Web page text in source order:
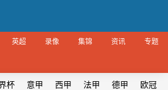
英超 录像 集锦 资讯 专题
杯 意甲 西甲 法甲 德甲 欧冠